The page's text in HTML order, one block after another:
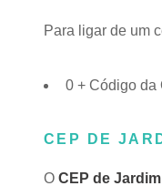
Para ligar de um
0 + Código da
CEP DE
O CEP de